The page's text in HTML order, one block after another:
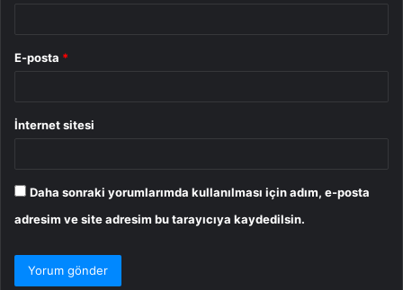
E-posta *
İnternet sitesi
Daha sonraki yorumlarımda kullanılması için adım, e-posta
adresim ve site adresim bu tarayıcıya kaydedilsin.